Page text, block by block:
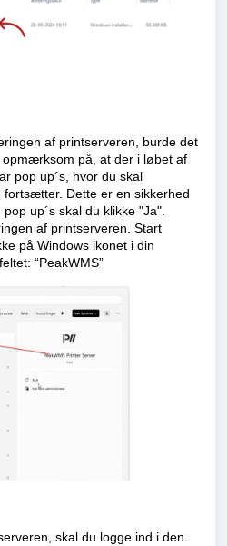
af printserveren, burde det
på, at der i løbet af
pop up´s, hvor du skal
Dette er en sikkerhed
up´s skal du klikke "Ja".
af printserveren. Start
på Windows ikonet i din
“PeakWMS”
skal du logge ind i den.